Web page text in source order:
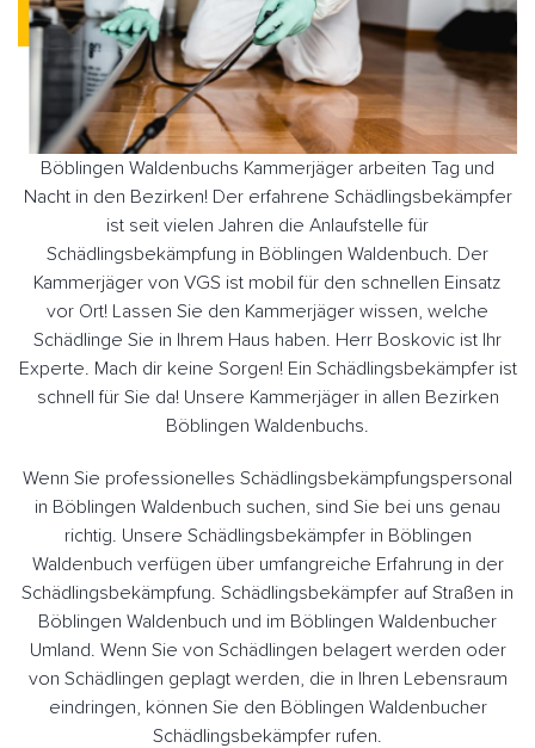
Böblingen Waldenbuchs Kammerjäger arbeiten Tag und
Nacht in den Bezirken! Der erfahrene Schädlingsbekämpfer
ist seit vielen Jahren die Anlaufstelle für
Schädlingsbekämpfung in Böblingen Waldenbuch. Der
Kammerjäger von VGS ist mobil für den schnellen Einsatz
vor Ort! Lassen Sie den Kammerjäger wissen, welche
Schädlinge Sie in Ihrem Haus haben. Herr Boskovic ist Ihr
Experte. Mach dir keine Sorgen! Ein Schädlingsbekämpfer ist
schnell für Sie da! Unsere Kammerjäger in allen Bezirken
Böblingen Waldenbuchs.
Wenn Sie professionelles Schädlingsbekämpfungspersonal
in Böblingen Waldenbuch suchen, sind Sie bei uns genau
richtig. Unsere Schädlingsbekämpfer in Böblingen
Waldenbuch verfügen über umfangreiche Erfahrung in der
Schädlingsbekämpfung. Schädlingsbekämpfer auf Straßen in
Böblingen Waldenbuch und im Böblingen Waldenbucher
Umland. Wenn Sie von Schädlingen belagert werden oder
von Schädlingen geplagt werden, die in Ihren Lebensraum
eindringen, können Sie den Böblingen Waldenbucher
Schädlingsbekämpfer rufen.